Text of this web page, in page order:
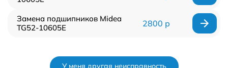
Замена подшипников Midea
TG52-10605E
2800 р
У меня другая неисправность